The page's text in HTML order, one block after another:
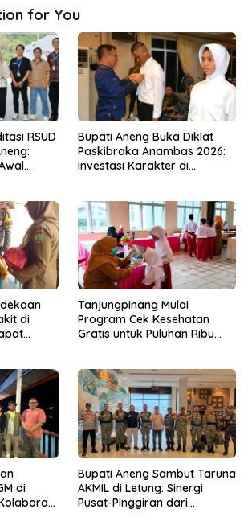
for You
RSUD
Bupati Aneng Buka Diklat
Paskibraka Anambas 2026:
Investasi Karakter di
di
Tanjungpinang Mulai
Program Cek Kesehatan
Gratis untuk Puluhan Ribu
di
Bupati Aneng Sambut Taruna
AKMIL di Letung: Sinergi
Pusat-Pinggiran dari